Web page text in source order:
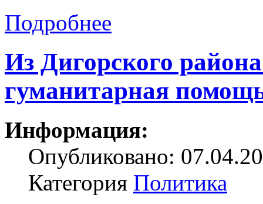
Подробнее
Из Дигорского
гуманитарная
Информация:
Опубликовано:
Категория Политика